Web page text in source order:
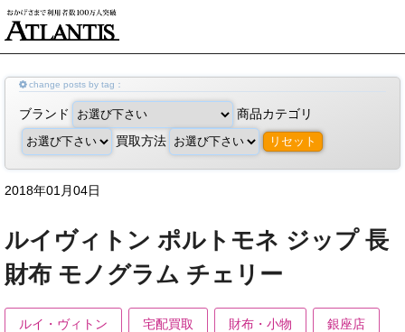
change posts by tag：
ブランド
商品カテゴリ
買取方法
リセット
2018年01月04日
ルイヴィトン ポルトモネ ジップ 長
財布 モノグラム チェリー
ルイ・ヴィトン 宅配買取 財布・小物 銀座店